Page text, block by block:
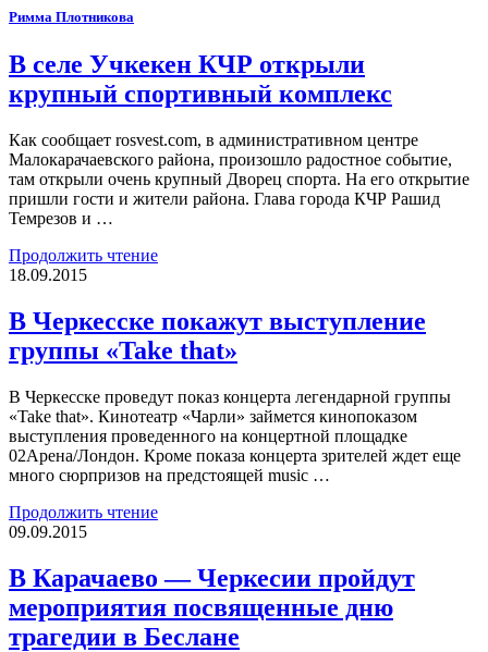
Римма Плотникова
В селе Учкекен КЧР открыли
крупный спортивный комплекс
Как сообщает rosvest.com, в административном центре
Малокарачаевского района, произошло радостное событие,
там открыли очень крупный Дворец спорта. На его открытие
пришли гости и жители района. Глава города КЧР Рашид
Темрезов и …
Продолжить чтение
18.09.2015
В Черкесске покажут выступление
группы «Take that»
В Черкесске проведут показ концерта легендарной группы
«Take that». Кинотеатр «Чарли» займется кинопоказом
выступления проведенного на концертной площадке
02Арена/Лондон. Кроме показа концерта зрителей ждет еще
много сюрпризов на предстоящей music …
Продолжить чтение
09.09.2015
В Карачаево — Черкесии пройдут
мероприятия посвященные дню
трагедии в Беслане